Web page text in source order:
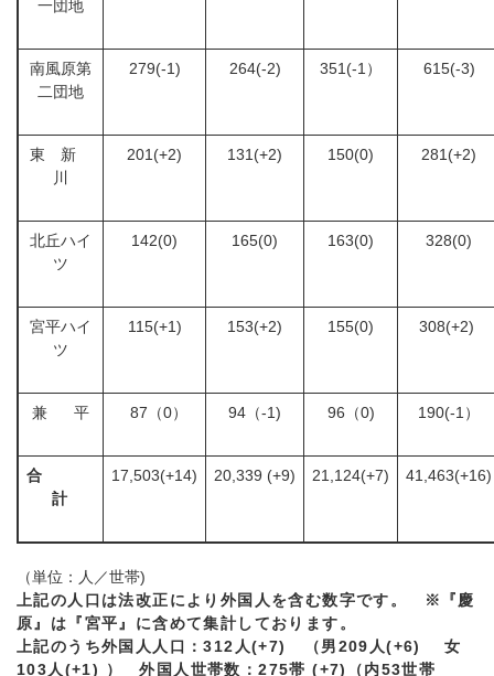
一団地
南風原第
二団地
279(-1) 264(-2) 351(-1） 615(-3)
東 新
川
201(+2) 131(+2) 150(0) 281(+2)
北丘ハイ
ツ
142(0) 165(0) 163(0) 328(0)
宮平ハイ
ツ
115(+1) 153(+2) 155(0) 308(+2)
兼 平 87（0） 94（-1) 96（0) 190(-1）
合
計
17,503(+14) 20,339 (+9) 21,124(+7) 41,463(+16)
（単位：人／世帯)
上記の人口は法改正により外国人を含む数字です。 ※『慶
原』は『宮平』に含めて集計しております。
上記のうち外国人人口：312人(+7) （男209 人(+6) 女
103人(+1) ） 外国人世帯数：275帯 (+7) （内53世帯